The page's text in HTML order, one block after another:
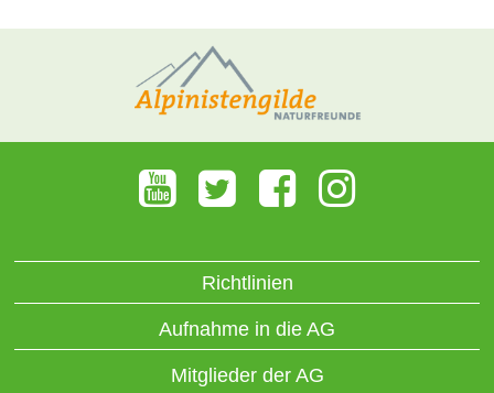
Richtlinien
Aufnahme in die AG
Mitglieder der AG